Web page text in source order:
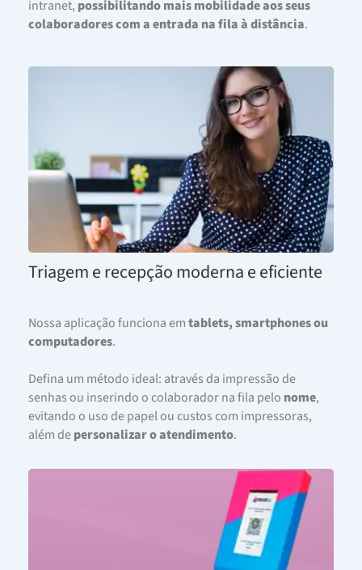
intranet, possibilitando mais mobilidade aos seus
colaboradores com a entrada na fila à distância.
Triagem e recepção moderna e eficiente
Nossa aplicação funciona emtablets, smartphones ou
computadores.
Defina um método ideal: através da impressão de
senhas ou inserindo o colaborador na fila pelo nome,
evitando o uso de papel ou custos com impressoras,
além depersonalizar o atendimento.